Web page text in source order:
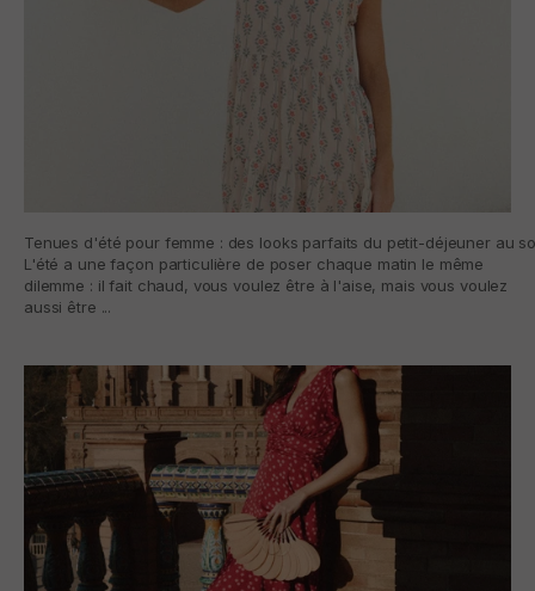
Tenues d'été pour femme : des looks parfaits du petit-déjeuner au
L'été a une façon particulière de poser chaque matin le même
dilemme : il fait chaud, vous voulez être à l'aise, mais vous voulez
aussi être ...